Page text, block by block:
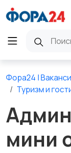
Фора24 |
Туризм и
мини